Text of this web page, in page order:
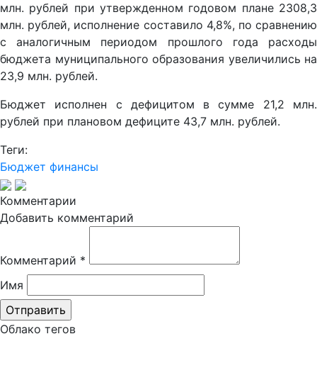
млн. рублей при утвержденном годовом плане 2308,3
млн. рублей, исполнение составило 4,8%, по сравнению
с аналогичным периодом прошлого года расходы
бюджета муниципального образования увеличились на
23,9 млн. рублей.
Бюджет исполнен с дефицитом в сумме 21,2 млн.
рублей при плановом дефиците 43,7 млн. рублей.
Теги:
Бюджет финансы
Комментарии
Добавить комментарий
Комментарий *
Имя
Облако тегов